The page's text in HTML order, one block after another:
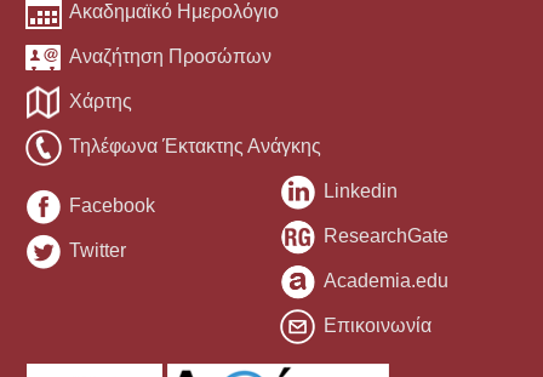
Ακαδημαϊκό Ημερολόγιο
Αναζήτηση Προσώπων
Χάρτης
Τηλέφωνα Έκτακτης Ανάγκης
Facebook
Twitter
Linkedin
ResearchGate
Academia.edu
Επικοινωνία